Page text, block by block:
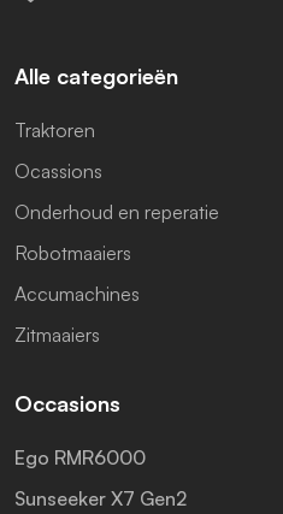
Alle categorieën
Traktoren
Ocassions
Onderhoud en reperatie
Robotmaaiers
Accumachines
Zitmaaiers
Occasions
Ego RMR6000
Sunseeker X7 Gen2